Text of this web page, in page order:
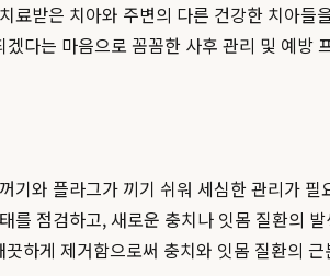
받은 치아와 주변의 다른 건강한 치아
다는 마음으로 꼼꼼한 사후 관리 및 예방
기와 플라그가 끼기 쉬워 세심한 관리가 필
점검하고, 새로운 충치나 잇몸 질환의
하게 제거함으로써 충치와 잇몸 질환의